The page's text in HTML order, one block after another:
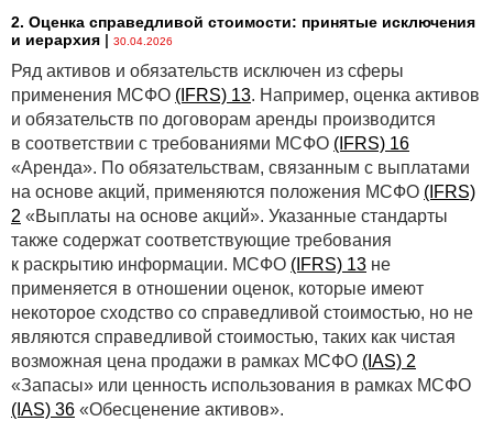
2. Оценка справедливой стоимости: принятые исключения
и иерархия | 30.04.2026
Ряд активов и обязательств исключен из сферы
применения МСФО (IFRS) 13. Например, оценка активов
и обязательств по договорам аренды производится
в соответствии с требованиями МСФО (IFRS) 16
«Аренда». По обязательствам, связанным с выплатами
на основе акций, применяются положения МСФО (IFRS)
2 «Выплаты на основе акций». Указанные стандарты
также содержат соответствующие требования
к раскрытию информации. МСФО (IFRS) 13 не
применяется в отношении оценок, которые имеют
некоторое сходство со справедливой стоимостью, но не
являются справедливой стоимостью, таких как чистая
возможная цена продажи в рамках МСФО (IAS) 2
«Запасы» или ценность использования в рамках МСФО
(IAS) 36 «Обесценение активов».